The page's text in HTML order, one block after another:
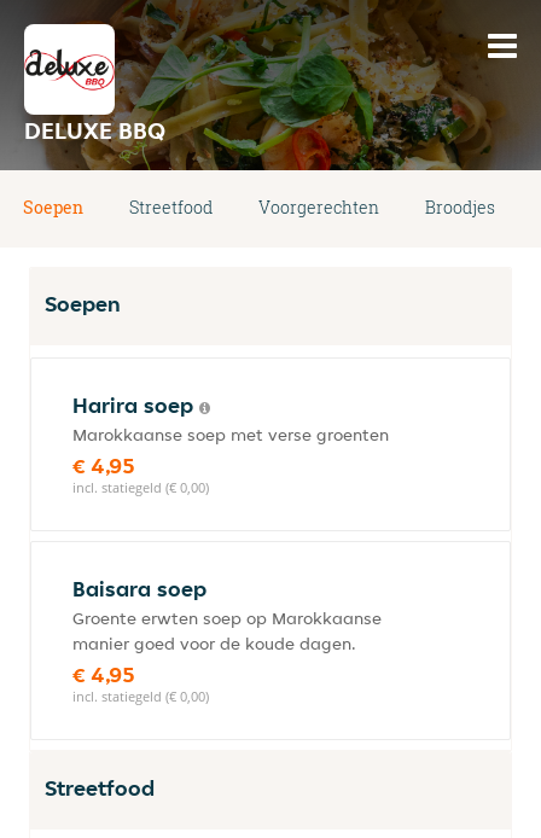
DELUXE BBQ
Soepen Streetfood Voorgerechten Broodjes
Soepen
Harira soep
Marokkaanse soep met verse groenten
€ 4,95
incl. statiegeld (€ 0,00)
Baisara soep
Groente erwten soep op Marokkaanse
manier goed voor de koude dagen.
€ 4,95
incl. statiegeld (€ 0,00)
Streetfood